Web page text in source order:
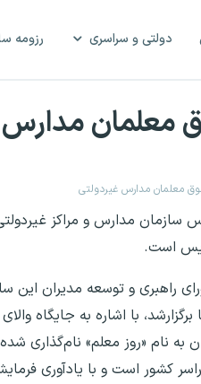
دولتی و سراسری رزومه
مدارس
معلمان مدارس غیردولتی
سازمان مدارس و مراکز
و توسعه مدیران این
برگزارشد، با اشاره به
نام «روز معلم» نام‌گذاری
کشور است و با یادآوری